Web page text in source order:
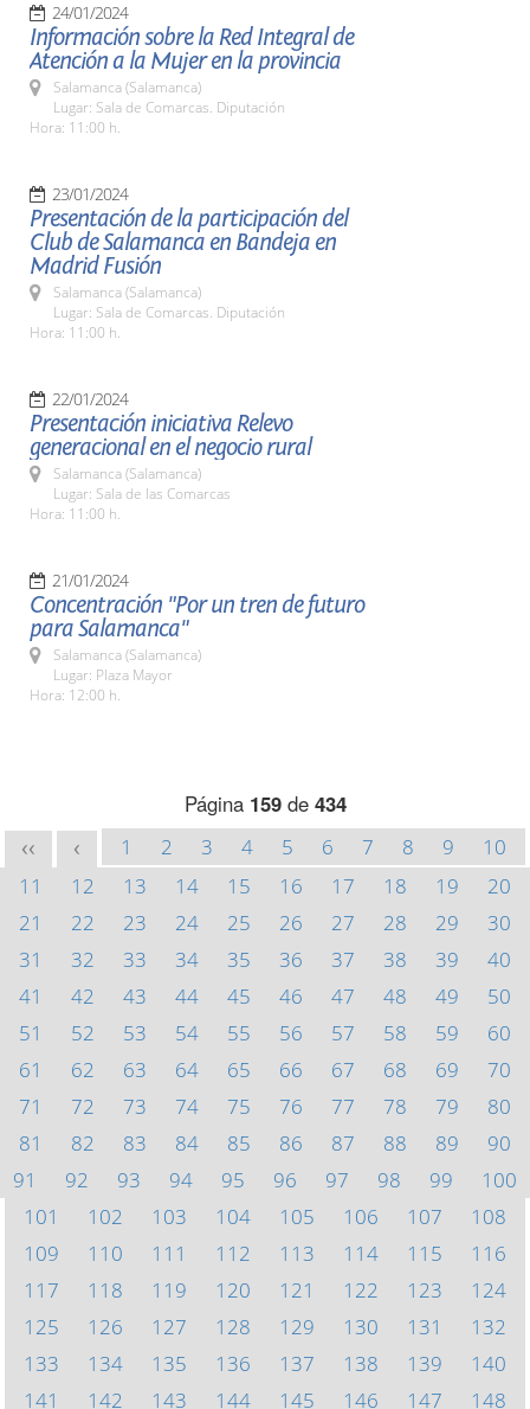
24/01/2024
Información sobre la Red Integral de
Atención a la Mujer en la provincia
Salamanca (Salamanca)
Lugar: Sala de Comarcas. Diputación
Hora: 11:00 h.
23/01/2024
Presentación de la participación del
Club de Salamanca en Bandeja en
Madrid Fusión
Salamanca (Salamanca)
Lugar: Sala de Comarcas. Diputación
Hora: 11:00 h.
22/01/2024
Presentación iniciativa Relevo
generacional en el negocio rural
Salamanca (Salamanca)
Lugar: Sala de las Comarcas
Hora: 11:00 h.
21/01/2024
Concentración "Por un tren de futuro
para Salamanca"
Salamanca (Salamanca)
Lugar: Plaza Mayor
Hora: 12:00 h.
Página 159de 434
<< < 1 2 3 4 5 6 7 8 9
10
11
12 13 14 15 16 17 18 19
20
21
22 23 24 25 26 27 28 29
30
31
32 33 34 35 36 37 38 39
40
41
42 43 44 45 46 47 48 49
50
51
52 53 54 55 56 57 58 59
60
61
62 63 64 65 66 67 68 69
70
71
72 73 74 75 76 77 78 79
80
81
82 83 84 85 86 87 88 89
90
91
92 93 94 95 96 97 98 99
100
101
102 103 104 105 106 107
108
109
110 111 112 113 114 115
116
117
118 119 120 121 122 123
124
125
126 127 128 129 130 131
132
133
134 135 136 137 138 139
140
141
142 143 144 145 146 147
148